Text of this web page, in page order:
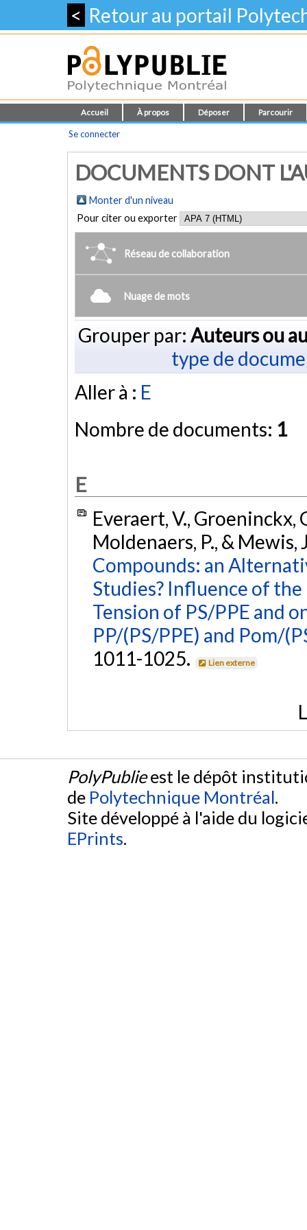
< Retour au portail
Accueil À propos Déposer Parcourir
Se connecter
DOCUMENTS DONT
Monter d'un niveau
Pour citer ou exporter
Réseau de collaboration
Nuage de mots
Grouper par: Auteurs ou
type de
Aller à : E
Nombre de documents: 1
E
Everaert, V., Groeninckx,
Moldenaers, P., & Mewis,
Compounds: an
Studies? Influence of
Tension of PS/PPE and
PP/(PS/PPE) and Pom/
1011-1025.
Lien externe
PolyPublieest le dépôt
de Polytechnique Montréal.
Site développé à l'aide du
EPrints.